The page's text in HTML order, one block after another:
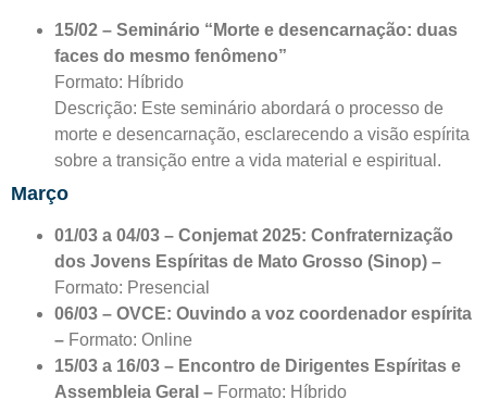
15/02 – Seminário “Morte e desencarnação: duas
faces do mesmo fenômeno”
Formato: Híbrido
Descrição: Este seminário abordará o processo de
morte e desencarnação, esclarecendo a visão espírita
sobre a transição entre a vida material e espiritual.
Março
01/03 a 04/03 – Conjemat 2025: Confraternização
dos Jovens Espíritas de Mato Grosso (Sinop) –
Formato: Presencial
06/03 – OVCE: Ouvindo a voz coordenador espírita
– Formato: Online
15/03 a 16/03 – Encontro de Dirigentes Espíritas e
Assembleia Geral – Formato: Híbrido